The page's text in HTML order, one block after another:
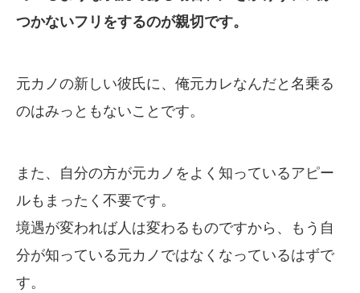
つかないフリをするのが親切です。
元カノの新しい彼氏に、俺元カレなんだと名乗る
のはみっともないことです。
また、自分の方が元カノをよく知っているアピー
ルもまったく不要です。
境遇が変われば人は変わるものですから、もう自
分が知っている元カノではなくなっているはずで
す。